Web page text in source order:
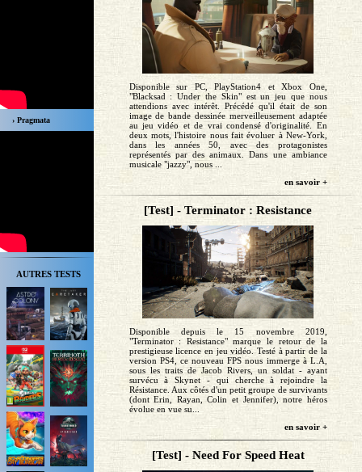
› Pragmata
AUTRES TESTS
Disponible sur PC, PlayStation4 et Xbox One,
"Blacksad : Under the Skin" est un jeu que nous
attendions avec intérêt. Précédé qu'il était de son
image de bande dessinée merveilleusement adaptée
au jeu vidéo et de vrai condensé d'originalité. En
deux mots, l'histoire nous fait évoluer à New-York,
dans les années 50, avec des protagonistes
représentés par des animaux. Dans une ambiance
musicale "jazzy", nous ...
en savoir +
[Test] - Terminator : Resistance
Disponible depuis le 15 novembre 2019,
"Terminator : Resistance" marque le retour de la
prestigieuse licence en jeu vidéo. Testé à partir de la
version PS4, ce nouveau FPS nous immerge à L.A,
sous les traits de Jacob Rivers, un soldat - ayant
survécu à Skynet - qui cherche à rejoindre la
Résistance. Aux côtés d'un petit groupe de survivants
(dont Erin, Rayan, Colin et Jennifer), notre héros
évolue en vue su...
en savoir +
[Test] - Need For Speed Heat